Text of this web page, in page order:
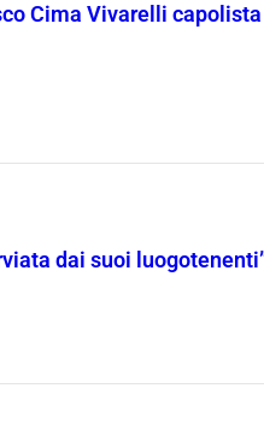
Cima Vivarelli capolista
dai suoi